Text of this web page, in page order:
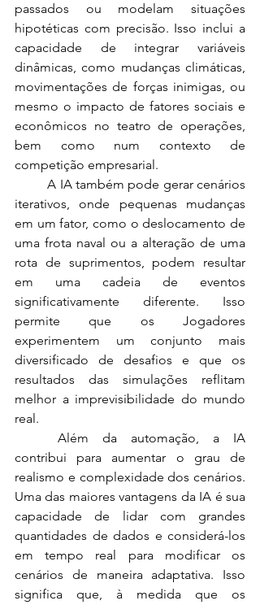
passados ou modelam situações
hipotéticas com precisão. Isso inclui a
capacidade de integrar variáveis
dinâmicas, como mudanças climáticas,
movimentações de forças inimigas, ou
mesmo o impacto de fatores sociais e
econômicos no teatro de operações,
bem como num contexto de
competição empresarial.
	A IA também pode gerar cenários
iterativos, onde pequenas mudanças
em um fator, como o deslocamento de
uma frota naval ou a alteração de uma
rota de suprimentos, podem resultar
em uma cadeia de eventos
significativamente diferente. Isso
permite que os Jogadores
experimentem um conjunto mais
diversificado de desafios e que os
resultados das simulações reflitam
melhor a imprevisibilidade do mundo
real.
contribui para aumentar o grau de
realismo e complexidade dos cenários.
Uma das maiores vantagens da IA é sua
capacidade de lidar com grandes
quantidades de dados e considerá-los
em tempo real para modificar os
cenários de maneira adaptativa. Isso
significa que, à medida que os